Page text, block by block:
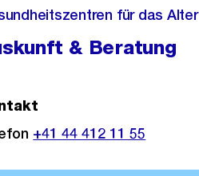
für das Alter
& Beratung
+41 44 412 11 55